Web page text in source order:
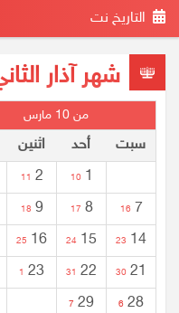
التاريخ نت
شهر آذار
من 10 مارس
سبت أحد اثنين
1
10
2
11
7
16
8
17
9
18
14
23
15
24
16
25
21
30
22
31
23
1
28
6
29
7